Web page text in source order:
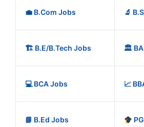
💼 B.Com Jobs 🔬
🏗️ B.E/B.Tech Jobs 🏛️ BA
💻 BCA Jobs 📈
📘 B.Ed Jobs